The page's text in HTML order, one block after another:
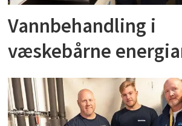
Vannbehandling i
væskebårne